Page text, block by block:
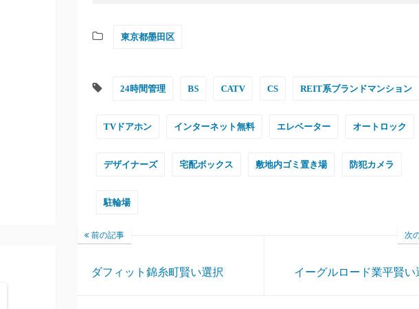
東京都墨田区
24時間管理 BS CATV CS REIT系ブランドマンション
TVドアホン インターネット無料 エレベーター オートロック
デザイナーズ 宅配ボックス 敷地内ゴミ置き場 防犯カメラ
駐輪場
前の記事
ダフィット錦糸町賢い選択
次
イーグルロード業平賢い